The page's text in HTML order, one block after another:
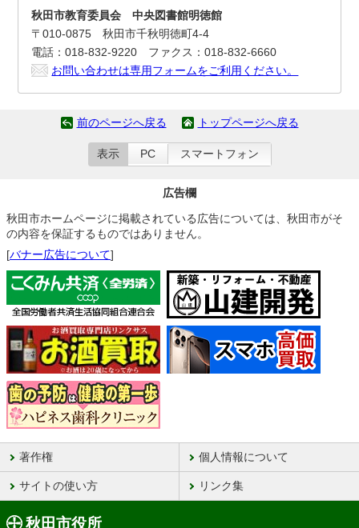
秋田市教育委員会 中央図書館明徳館
〒010‐0875 秋田市千秋明徳町4-4
電話：018-832-9220 ファクス：018-832-6660
お問い合わせは専用フォームをご利用ください。
前のページへ戻る トップページへ戻る
表示 PC スマートフォン
広告欄
秋田市ホームページに掲載されている広告については、秋田市がそ
の内容を保証するものではありません。
[バナー広告について]
著作権 個人情報について
サイトの使い方 リンク集
秋田市役所